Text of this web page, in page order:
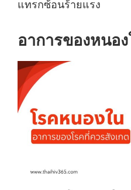
แทรกซ้อนร้ายแรง
อาการของหนอ